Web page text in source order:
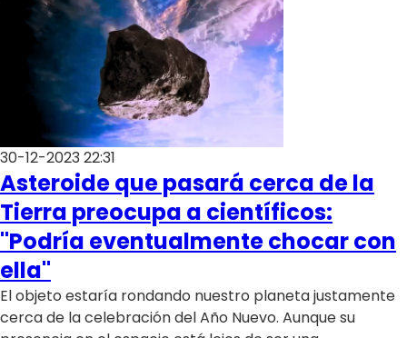
30-12-2023 22:31
Asteroide que pasará cerca de la
Tierra preocupa a científicos:
"Podría eventualmente chocar con
ella"
El objeto estaría rondando nuestro planeta justamente
cerca de la celebración del Año Nuevo. Aunque su